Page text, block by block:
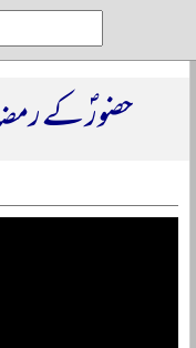
حضورؐ کے